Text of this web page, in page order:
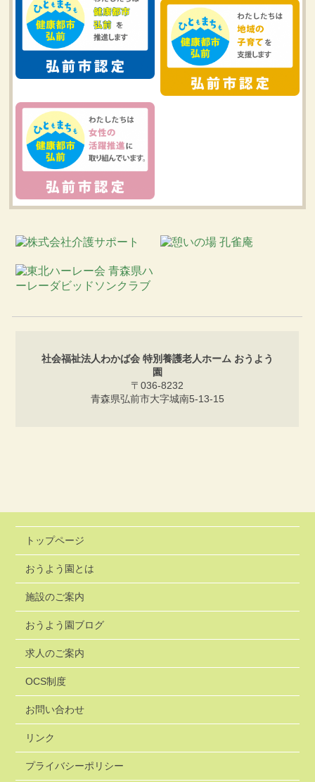
社会福祉法人わかば会 特別養護老人ホーム おうよう
園
〒036-8232
青森県弘前市大字城南5-13-15
トップページ
おうよう園とは
施設のご案内
おうよう園ブログ
求人のご案内
OCS制度
お問い合わせ
リンク
プライバシーポリシー